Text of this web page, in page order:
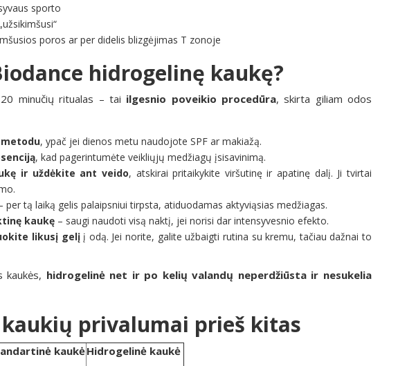
sporto
poros ar per didelis blizgėjimas T zonoje
hidrogelinę kaukę?
minučių ritualas – tai ilgesnio poveikio procedūra, skirta giliam odos
, ypač jei dienos metu naudojote SPF ar makiažą.
, kad pagerintumėte veikliųjų medžiagų įsisavinimą.
ir uždėkite ant veido, atskirai pritaikykite viršutinę ir apatinę dalį. Ji tvirtai
per tą laiką gelis palaipsniui tirpsta, atiduodamas aktyviąsias medžiagas.
kaukę – saugi naudoti visą naktį, jei norisi dar intensyvesnio efekto.
likusį gelįį odą. Jei norite, galite užbaigti rutina su kremu, tačiau dažnai to
kaukės, hidrogelinė net ir po kelių valandų neperdžiūsta ir nesukelia
privalumai prieš kitas
kaukėHidrogelinė kaukė